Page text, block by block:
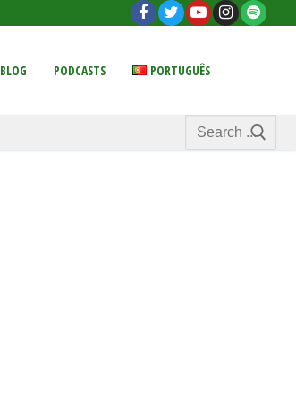
BLOG PODCASTS PORTUGUÊS
Search
for: